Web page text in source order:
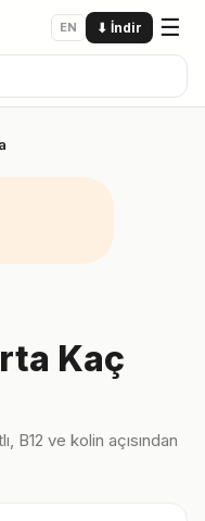
EN ⬇ İndir ☰
Kaç
B12 ve kolin açısından